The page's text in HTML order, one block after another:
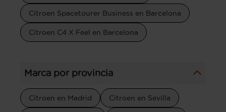
Citroen Spacetourer Business en Barcelona
Citroen C4 X Feel en Barcelona
Marca por provincia
Citroen en Madrid Citroen en Sevilla